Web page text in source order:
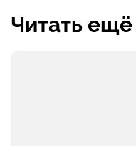
Читать ещё